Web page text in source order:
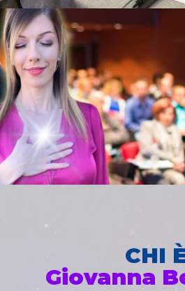
CHI
Giovanna